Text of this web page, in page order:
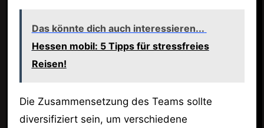
Das könnte dich auch interessieren...
Hessen mobil: 5 Tipps für stressfreies
Reisen!
Die Zusammensetzung des Teams sollte
diversifiziert sein, um verschiedene